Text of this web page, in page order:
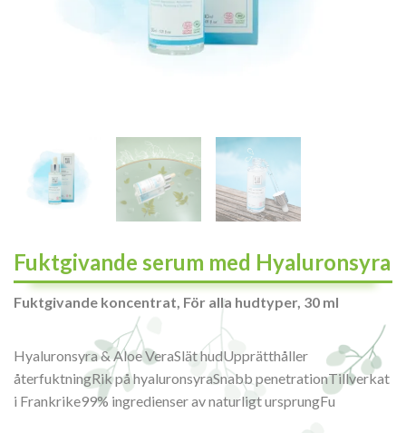
Fuktgivande serum med Hyaluronsyra
Fuktgivande koncentrat, För alla hudtyper, 30 ml
Hyaluronsyra & Aloe VeraSlät hudUpprätthåller
återfuktningRik på hyaluronsyraSnabb penetrationTillverkat
i Frankrike99% ingredienser av naturligt ursprungFu